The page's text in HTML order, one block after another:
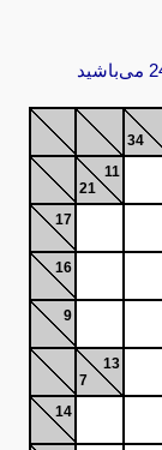
34
11
21
17
16
9
13
7
14